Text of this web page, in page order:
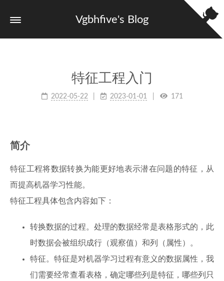
Vgbhfive's Blog
特征工程入门
2022-05-22 2023-01-01 171
简介
特征工程将数据转换为能更好地表示潜在问题的特征，从
而提高机器学习性能。
特征工程具体包含内容如下：
转换数据的过程。处理的数据经常是表格形式的，此
时数据会被组织成行（观察值）和列（属性）。
特征。特征是对机器学习过程有意义的数据属性，我
们需要经常查看表格，确定哪些列是特征，哪些列只